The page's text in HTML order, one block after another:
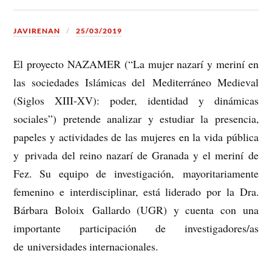
JAVIRENAN 25/03/2019
El proyecto NAZAMER (“La mujer nazarí y meriní en
las sociedades Islámicas del Mediterráneo Medieval
(Siglos XIII-XV): poder, identidad y dinámicas
sociales”) pretende analizar y estudiar la presencia,
papeles y actividades de las mujeres en la vida pública
y privada del reino nazarí de Granada y el meriní de
Fez. Su equipo de investigación, mayoritariamente
femenino e interdisciplinar, está liderado por la Dra.
Bárbara Boloix Gallardo (UGR) y cuenta con una
importante participación de investigadores/as
de universidades internacionales.